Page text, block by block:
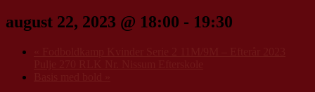
august 22, 2023 @ 18:00 - 19:30